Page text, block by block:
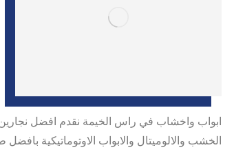
ابواب واخشاب في راس الخيمة نقدم افضل
الخشب والالوميتال والابواب الاوتوماتيكية